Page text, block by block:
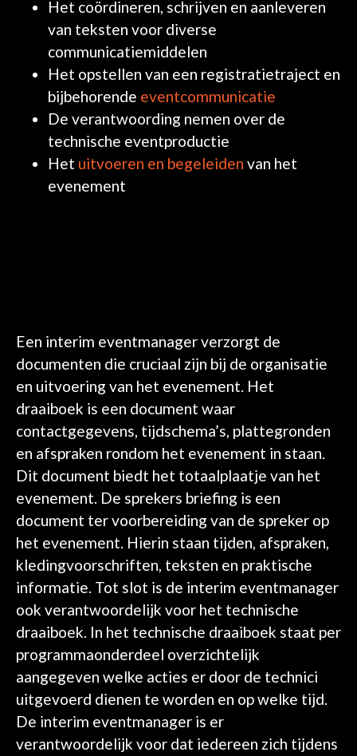
Het coördineren, schrijven en aanleveren
van teksten voor diverse
communicatiemiddelen
Het opstellen van een registratietraject en
bijbehorende eventcommunicatie
De verantwoording nemen over de
technische eventproductie
Het uitvoeren en begeleiden van het
evenement
Een interim eventmanager verzorgt de
documenten die cruciaal zijn bij de organisatie
en uitvoering van het evenement. Het
draaiboek is een document waar
contactgegevens, tijdschema’s, plattegronden
en afspraken rondom het evenement in staan.
Dit document biedt het totaalplaatje van het
evenement. De sprekers briefing is een
document ter voorbereiding van de spreker op
het evenement. Hierin staan tijden, afspraken,
kledingvoorschriften, teksten en praktische
informatie. Tot slot is de interim eventmanager
ook verantwoordelijk voor het technische
draaiboek. In het technische draaiboek staat per
programmaonderdeel overzichtelijk
aangegeven welke acties er door de technici
uitgevoerd dienen te worden en op welke tijd.
De interim eventmanager is er
verantwoordelijk voor dat iedereen zich tijdens